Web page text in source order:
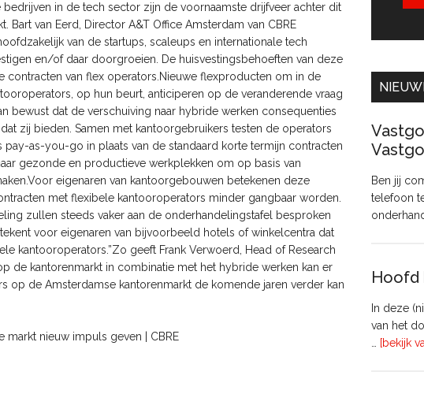
in de tech sector zijn de voornaamste drijfveer achter dit
van Eerd, Director A&T Office Amsterdam van CBRE
van de startups, scaleups en internationale tech
en/of daar doorgroeien. De huisvestingsbehoeften van deze
contracten van flex operators.Nieuwe flexproducten om in de
op hun beurt, anticiperen op de veranderende vraag
bewust dat de verschuiving naar hybride werken consequenties
zij bieden. Samen met kantoorgebruikers testen de operators
as-you-go in plaats van de standaard korte termijn contracten
gezonde en productieve werkplekken om op basis van
eigenaren van kantoorgebouwen betekenen deze
met flexibele kantooroperators minder gangbaar worden.
zullen steeds vaker aan de onderhandelingstafel besproken
voor eigenaren van bijvoorbeeld hotels of winkelcentra dat
kantooroperators.”Zo geeft Frank Verwoerd, Head of Research
de kantorenmarkt in combinatie met het hybride werken kan er
op de Amsterdamse kantorenmarkt de komende jaren verder kan
markt nieuw impuls geven | CBRE
Ben jij
telefoon
Hoofd
In deze
van het
[bekijk